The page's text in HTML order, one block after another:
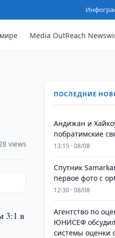
Media OutReach
views
3:1 в
ПОСЛЕДНИЕ
Андижан и
побратимские
13:15 · 08/08
Спутник
первое фото с
12:30 · 08/08
Агентство по
ЮНИСЕФ
системы оценки